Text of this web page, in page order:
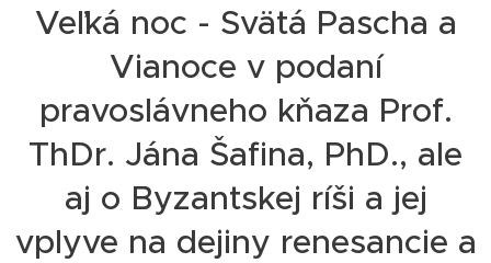
Veľká noc - Svätá Pascha a
Vianoce v podaní
pravoslávneho kňaza Prof.
ThDr. Jána Šafina, PhD., ale
aj o Byzantskej ríši a jej
vplyve na dejiny renesancie a